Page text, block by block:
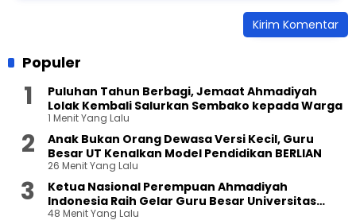
Populer
Puluhan Tahun Berbagi, Jemaat Ahmadiyah
Lolak Kembali Salurkan Sembako kepada Warga
1 Menit Yang Lalu
Anak Bukan Orang Dewasa Versi Kecil, Guru
Besar UT Kenalkan Model Pendidikan BERLIAN
26 Menit Yang Lalu
Ketua Nasional Perempuan Ahmadiyah
Indonesia Raih Gelar Guru Besar Universitas
Terbuka
48 Menit Yang Lalu